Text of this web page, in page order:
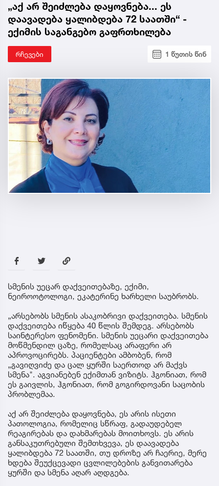
„აქ არ შეიძლება დაყოვნება... ეს
დაავადება ყალიბდება 72 საათში“ -
ექიმის საგანგებო გაფრთხილება
რჩევები 1 წუთის წინ
სმენის უეცარ დაქვეითებაზე, ექიმი,
ნეიროოტოლოგი, ეკატერინე ხარხელი საუბრობს.
„არსებობს სმენის ასაკობრივი დაქვეითება. სმენის
დაქვეითება იწყება 40 წლის შემდეგ. არსებობს
საინტერესო ფენომენი. სმენის უეცარი დაქვეითება
მოწმენდილ ცაზე, რომელსაც არაფერი არ
აპროვოცირებს. პაციენტები ამბობენ, რომ
„გავიღვიძე და ცალ ყურში საერთოდ არ მაქვს
სმენა". აგვიანებენ ექიმთან ვიზიტს. ჰგონიათ, რომ
ეს გაივლის, ჰგონიათ, რომ გოგირდოვანი საცობის
პრობლემაა.
აქ არ შეიძლება დაყოვნება, ეს არის ისეთი
პათოლოგია, რომელიც სწრაფ, გადაუდებელ
რეაგირებას და დახმარებას მოითხოვს. ეს არის
განსაკუთრებული შემთხვევა, ეს დაავადება
ყალიბდება 72 საათში, თუ დროზე არ ჩაერიე, მერე
ხდება შეუქცევადი ცვლილებების განვითარება
ყურში და სმენა აღარ აღდგება.